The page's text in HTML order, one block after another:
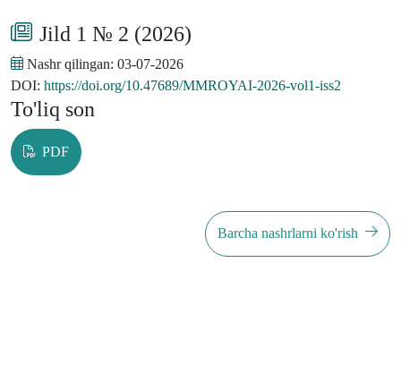
Jild 1 № 2 (2026)
Nashr qilingan: 03-07-2026
DOI: https://doi.org/10.47689/MMROYAI-2026-vol1-iss2
To'liq son
PDF
Barcha nashrlarni ko'rish